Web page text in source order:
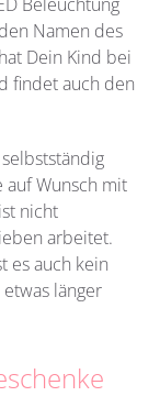
Namen des
Dein Kind bei
findet auch den
Wunsch mit
nicht
arbeitet.
es auch kein
länger